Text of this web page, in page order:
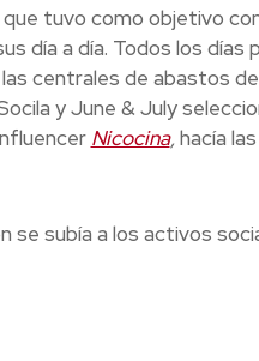
que tuvo como objetivo
día a día. Todos los días
centrales de abastos
y June & July
Nicocina,hacía
subía a los activos